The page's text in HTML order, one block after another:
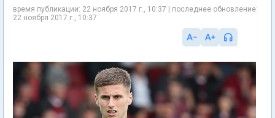
время публикации: 22 ноября 2017 г., 10:37 | последнее обновление:
22 ноября 2017 г., 10:37